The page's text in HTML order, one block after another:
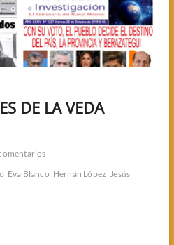
DE LA VEDA
Eva Blanco Hernán López Jesús